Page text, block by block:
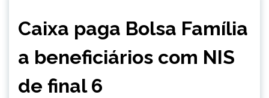
NOTÍCIAS
Caixa paga Bolsa Família
a beneficiários com NIS
de final 6